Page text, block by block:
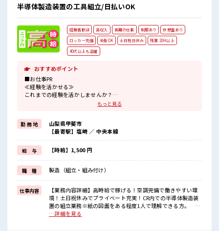
半導体製造装置の工具組立/日払いOK
経験者歓迎 高収入 長期の仕事 制服あり
休憩室あり
ロッカー完備
染髪OK 土日祝日休み
残業 20H以上
40代以上も活躍
おすすめポイント
■お仕事PR
≪経験を活かせる≫
これまでの経験を活かしませんか？
≪残業多めでがっつり稼ぐ≫
高収入を希望される方にオススメ。
残業は月20時間以上あります♪
≪週休2日制≫
週末は家族や友人と一緒にプライベート満喫！
≪髪色自由で自分らしく働く≫
明るすぎたり奇抜でなければ基本的に自由！
(規定有)≪動きやすい制服アリ≫
制服があるので、
毎日の服装の悩み解消♪
≪自分に合った期間で働ける≫
福利厚生が整った派遣のお仕事です！
もっと見る
勤 務 地
山梨県甲斐市
【最寄駅】塩崎 ／ 中央本線
給 与 【時給】1,500 円
職 種 製造（組立・組み付け）
仕事内容
【業務内容詳細】高時給で稼げる！空調完備で働きやすい環
境！土日祝休みでプライベート充実！CR内での半導体製造装
置の組立業務※紙の図面をある程度1人で理解できる方。 ド
ライバーなどの工具使用経験がある方。【取扱製品情報】半
…詳細を見る